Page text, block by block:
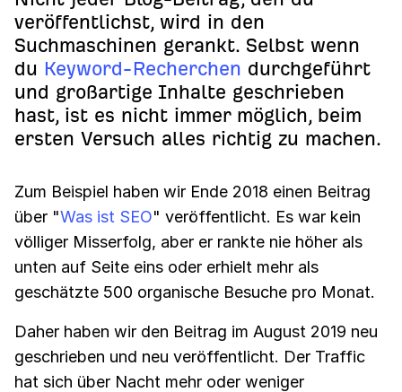
veröffentlichst, wird in den
Suchmaschinen gerankt. Selbst wenn
du Keyword-Recherchen durchgeführt
und großartige Inhalte geschrieben
hast, ist es nicht immer möglich, beim
ersten Versuch alles richtig zu machen.
Zum Beispiel haben wir Ende 2018 einen Beitrag
über "Was ist SEO" veröffentlicht. Es war kein
völliger Misserfolg, aber er rankte nie höher als
unten auf Seite eins oder erhielt mehr als
geschätzte 500 organische Besuche pro Monat.
Daher haben wir den Beitrag im August 2019 neu
geschrieben und neu veröffentlicht. Der Traffic
hat sich über Nacht mehr oder weniger